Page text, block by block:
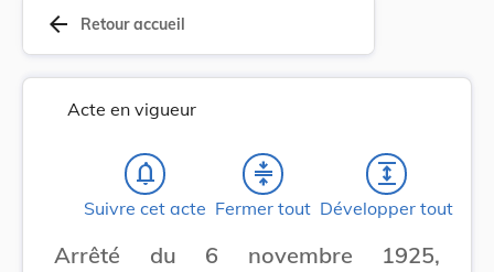
arrow_back Retour accueil
Acte en vigueur
notifications_none
Suivre cet acte
compress
Fermer tout
expand
Développer tout
Arrêté du 6 novembre 1925,